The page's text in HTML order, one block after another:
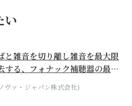
い
と雑音を切り離し雑音を最大限
する、フォナック補聴器の最上
ル
ヴァ・ジャパン株式会社)